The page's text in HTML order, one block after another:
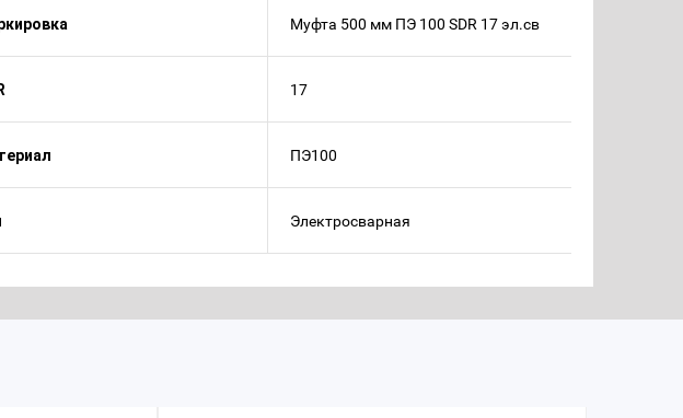
Муфта 500 мм ПЭ 100 SDR 17 эл.св
17
ПЭ100
Электросварная